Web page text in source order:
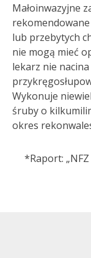
Małoinwazyjne
lub przebytych
nie mogą mieć
lekarz nie
Wykonuje
śruby o
okres
*Raport: